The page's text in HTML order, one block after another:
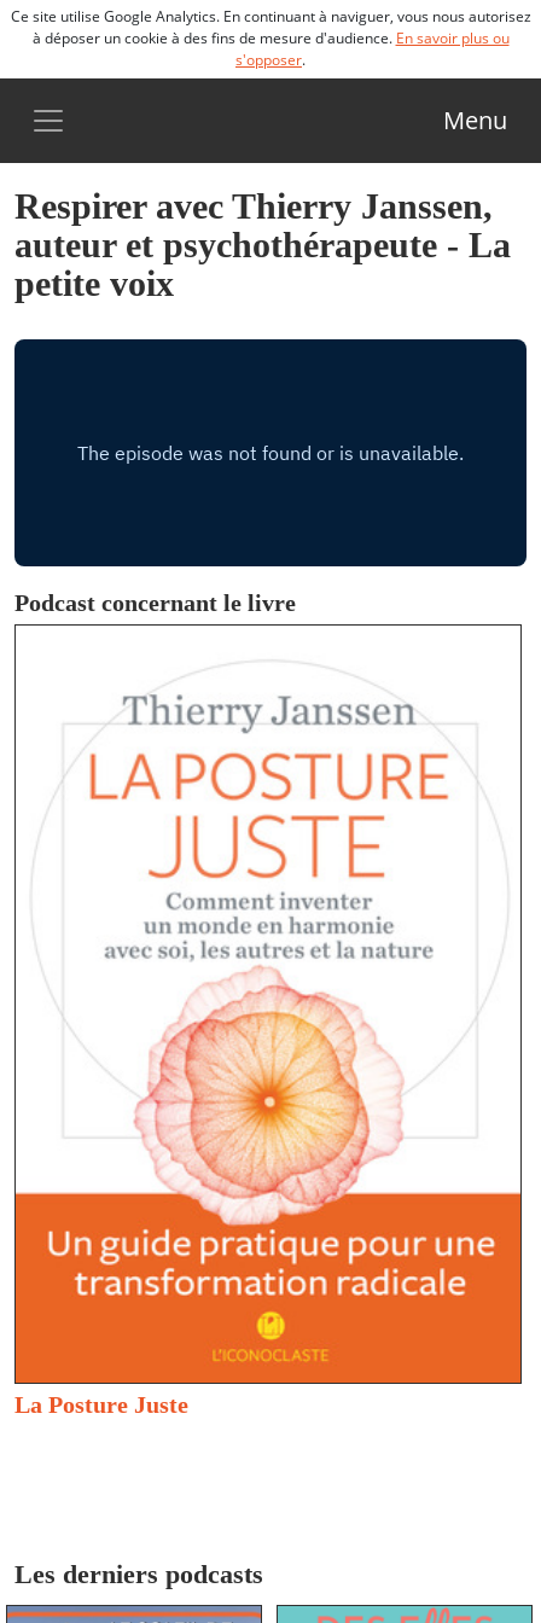
Ce site utilise Google Analytics. En continuant à naviguer, vous nous autorisez
à déposer un cookie à des fins de mesure d'audience. En savoir plus ou
s'opposer.
Menu
Respirer avec Thierry Janssen,
auteur et psychothérapeute - La
petite voix
Podcast concernant le livre
La Posture Juste
Les derniers podcasts